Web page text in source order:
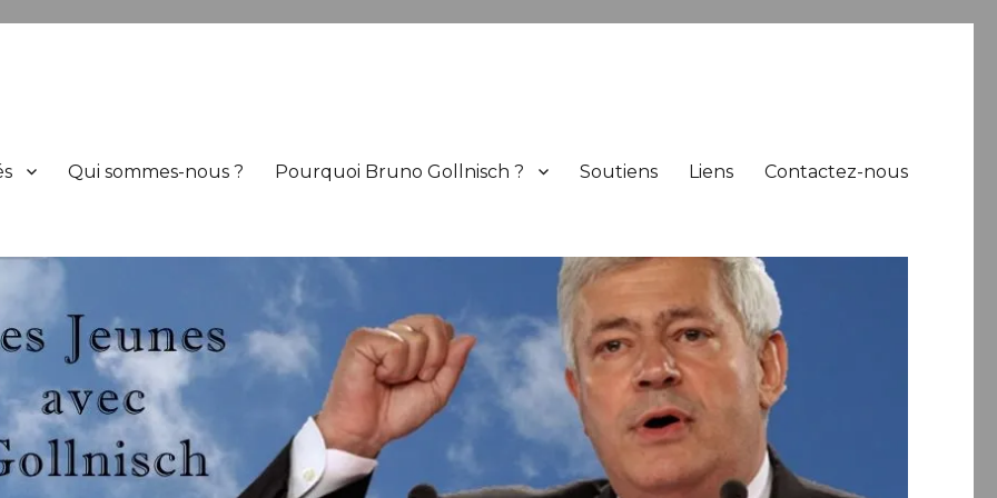
Qui sommes-nous ? Pourquoi Bruno Gollnisch ? Soutiens Liens Contactez-nous